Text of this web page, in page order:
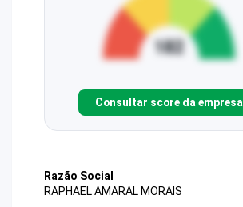
Consultar score da empresa
Razão Social
RAPHAEL AMARAL MORAIS